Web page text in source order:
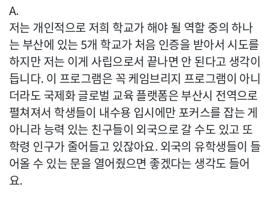
A.
저는 개인적으로 저희 학교가 해야 될 역할 중의 하나
는 부산에 있는 5개 학교가 처음 인증을 받아서 시도를
하지만 저는 이게 사립으로서 끝나면 안 된다고 생각이
듭니다. 이 프로그램은 꼭 케임브리지 프로그램이 아니
더라도 국제화 글로벌 교육 플랫폼은 부산시 전역으로
펼쳐져서 학생들이 내수용 입시에만 포커스를 잡는 게
아니라 능력 있는 친구들이 외국으로 갈 수도 있고 또
학령 인구가 줄어들고 있잖아요. 외국의 유학생들이 들
어올 수 있는 문을 열어줬으면 좋겠다는 생각도 들어
요.